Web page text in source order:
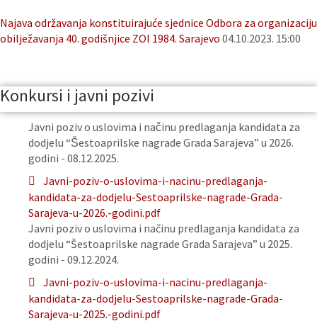
Najava održavanja konstituirajuće sjednice Odbora za organizaciju
obilježavanja 40. godišnjice ZOI 1984. Sarajevo 04.10.2023. 15:00
Konkursi i javni pozivi
Javni poziv o uslovima i načinu predlaganja kandidata za
dodjelu “Šestoaprilske nagrade Grada Sarajeva” u 2026.
godini - 08.12.2025.
Javni-poziv-o-uslovima-i-nacinu-predlaganja-
kandidata-za-dodjelu-Sestoaprilske-nagrade-Grada-
Sarajeva-u-2026.-godini.pdf
Javni poziv o uslovima i načinu predlaganja kandidata za
dodjelu “Šestoaprilske nagrade Grada Sarajeva” u 2025.
godini - 09.12.2024.
Javni-poziv-o-uslovima-i-nacinu-predlaganja-
kandidata-za-dodjelu-Sestoaprilske-nagrade-Grada-
Sarajeva-u-2025.-godini.pdf